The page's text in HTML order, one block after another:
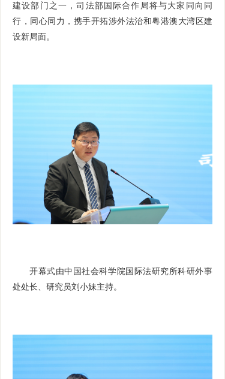
建设部门之一，司法部国际合作局将与大家同向同
行，同心同力，携手开拓涉外法治和粤港澳大湾区建
设新局面。
开幕式由中国社会科学院国际法研究所科研外事
处处长、研究员刘小妹主持。